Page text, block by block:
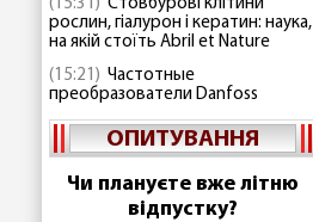
(15:31) Стовбурові клітини
рослин, гіалурон і кератин: наука,
на якій стоїть Abril et Nature
(15:21) Частотные
преобразователи Danfoss
ОПИТУВАННЯ
Чи плануєте вже літню
відпустку?